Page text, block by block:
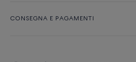
CONSEGNA E PAGAMENTI